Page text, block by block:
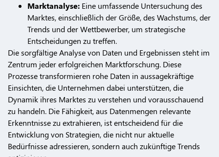
Marktanalyse: Eine umfassende Untersuchung des
Marktes, einschließlich der Größe, des Wachstums, der
Trends und der Wettbewerber, um strategische
Entscheidungen zu treffen.
Die sorgfältige Analyse von Daten und Ergebnissen steht im
Zentrum jeder erfolgreichen Marktforschung. Diese
Prozesse transformieren rohe Daten in aussagekräftige
Einsichten, die Unternehmen dabei unterstützen, die
Dynamik ihres Marktes zu verstehen und vorausschauend
zu handeln. Die Fähigkeit, aus Datenmengen relevante
Erkenntnisse zu extrahieren, ist entscheidend für die
Entwicklung von Strategien, die nicht nur aktuelle
Bedürfnisse adressieren, sondern auch zukünftige Trends